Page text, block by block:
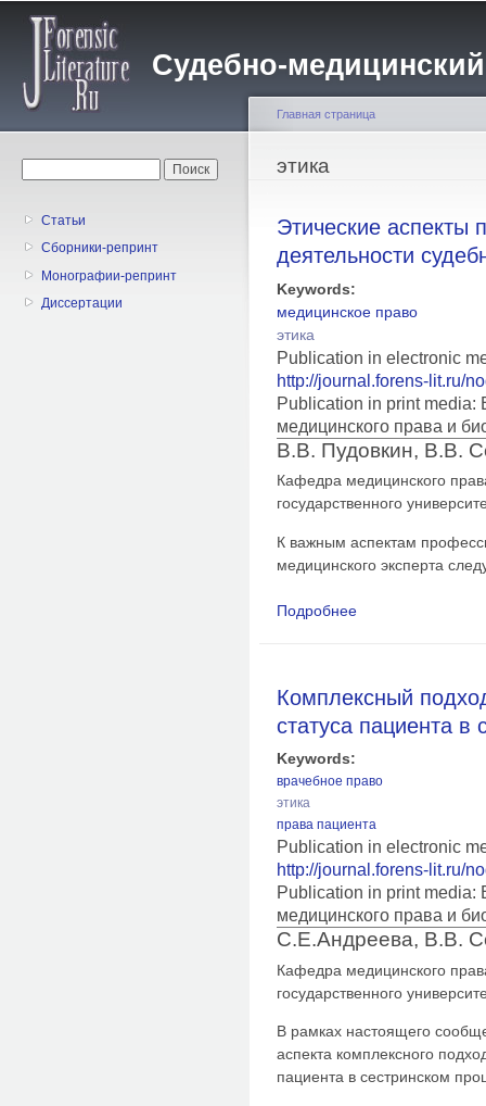
Судебно-
Статьи
Сборники-репринт
Монографии-репринт
Диссертации
Вы здесь
Главная страница
этика
Этические аспекты
деятельности
Keywords:
медицинское право
этика
Publication in electronic
http://journal.forens-lit.ru/
Publication in print
медицинского права и
В.В. Пудовкин, В.В.
Кафедра медицинского
государственного
К важным аспектам
медицинского эксперта
Подробнее
Комплексный
статуса пациента в
Keywords:
врачебное право
этика
права пациента
Publication in electronic
http://journal.forens-lit.ru/
Publication in print
медицинского права и
С.Е.Андреева, В.В.
Кафедра медицинского
государственного
В рамках настоящего
аспекта комплексного
пациента в сестринском